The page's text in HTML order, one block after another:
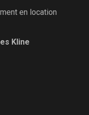
en location
Kline